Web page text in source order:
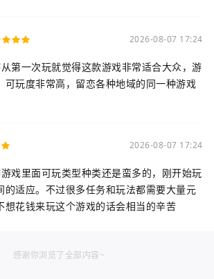
2026-08-07 17:24
第一次玩就觉得这款游戏非常适合大众，游
可玩度非常高，留恋各种地域的同一种游戏
2026-08-07 17:24
戏里面可玩类型种类还是蛮多的，刚开始玩
的适应。不过很多任务和玩法都需要大量元
想花钱来玩这个游戏的话会相当的辛苦
感谢你浏览了全部内容~